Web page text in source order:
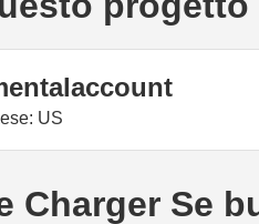
US
Charger Se